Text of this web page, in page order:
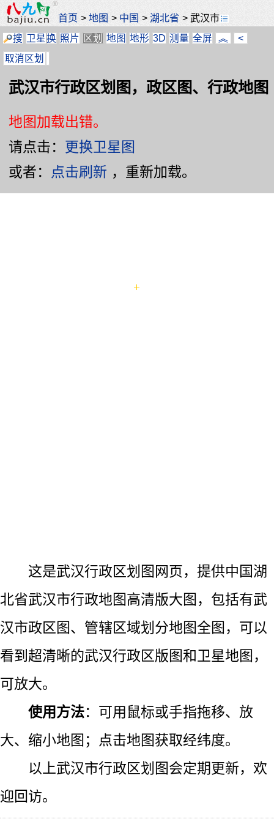
首页 >地图 > 中国 >湖北省 >武汉市
搜 卫星换 照片 区划 地图 地形 3D 测量 全屏 ︽
<
取消区划
武汉市行政区划图，政区图、行政地图
地图加载出错。
请点击： 更换卫星图
或者：
点击刷新 ，重新加载。
这是武汉行政区划图网页，提供中国湖
北省武汉市行政地图高清版大图，包括有武
汉市政区图、管辖区域划分地图全图，可以
看到超清晰的武汉行政区版图和卫星地图，
可放大。
使用方法：可用鼠标或手指拖移、放
大、缩小地图；点击地图获取经纬度。
以上武汉市行政区划图会定期更新，欢
迎回访。